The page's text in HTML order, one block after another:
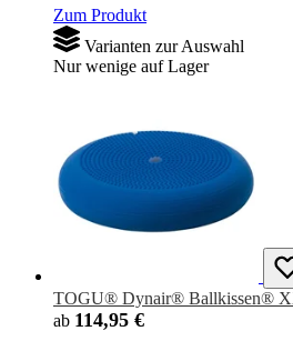
Zum Produkt
Varianten zur Auswahl
Nur wenige auf Lager
TOGU® Dynair® Ballkissen®
ab 114,95 €